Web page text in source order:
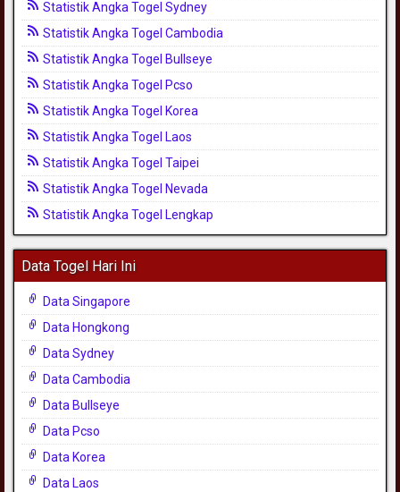
Statistik Angka Togel Sydney
Statistik Angka Togel Cambodia
Statistik Angka Togel Bullseye
Statistik Angka Togel Pcso
Statistik Angka Togel Korea
Statistik Angka Togel Laos
Statistik Angka Togel Taipei
Statistik Angka Togel Nevada
Statistik Angka Togel Lengkap
Data Togel Hari Ini
Data Singapore
Data Hongkong
Data Sydney
Data Cambodia
Data Bullseye
Data Pcso
Data Korea
Data Laos